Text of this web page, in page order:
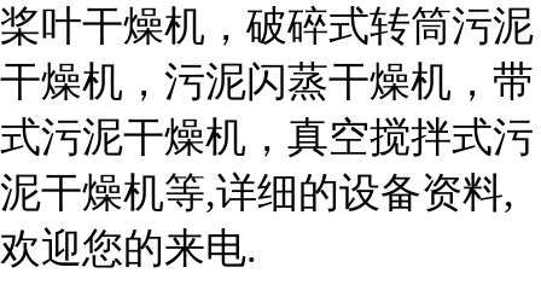
桨叶干燥机，破碎式转筒污泥
干燥机，污泥闪蒸干燥机，带
式污泥干燥机，真空搅拌式污
泥干燥机等,详细的设备资料,
欢迎您的来电.